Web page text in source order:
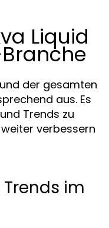
Liquid
der gesamten
aus. Es
Trends zu
verbessern
im